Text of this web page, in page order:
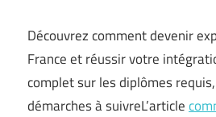
Découvrez comment devenir
France et réussir votre
complet sur les diplômes
démarches à suivreL’article